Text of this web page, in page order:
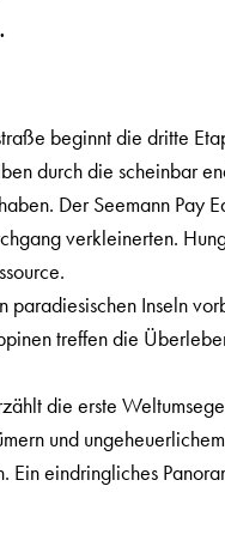
beginnt die dritte
durch die scheinbar
Der Seemann Pay
verkleinerten.
Inseln
treffen die
die erste
und
Ein eindringliches